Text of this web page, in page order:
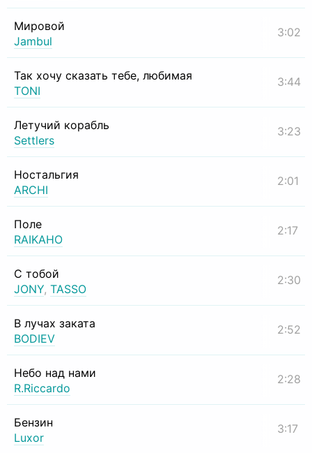
Мировой
Jambul
3:02
Так хочу сказать тебе, любимая
TONI
3:44
Летучий корабль
Settlers
3:23
Ностальгия
ARCHI
2:01
Поле
RAIKAHO
2:17
С тобой
JONY, TASSO
2:30
В лучах заката
BODIEV
2:52
Небо над нами
R.Riccardo
2:28
Бензин
Luxor
3:17